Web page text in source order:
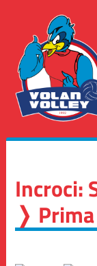
Incroci:
❭